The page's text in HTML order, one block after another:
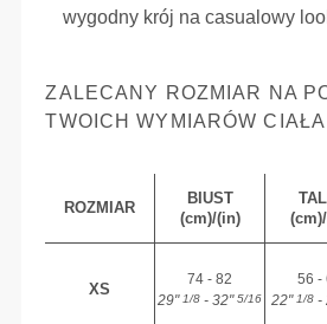
wygodny krój na casualowy
ZALECANY ROZMIAR NA
TWOICH WYMIARÓW CIAŁA
ROZMIAR
BIUST
(cm)/(in)
XS
74 - 82
29"1/8 - 32"5/16
56 -
22"1/8 -